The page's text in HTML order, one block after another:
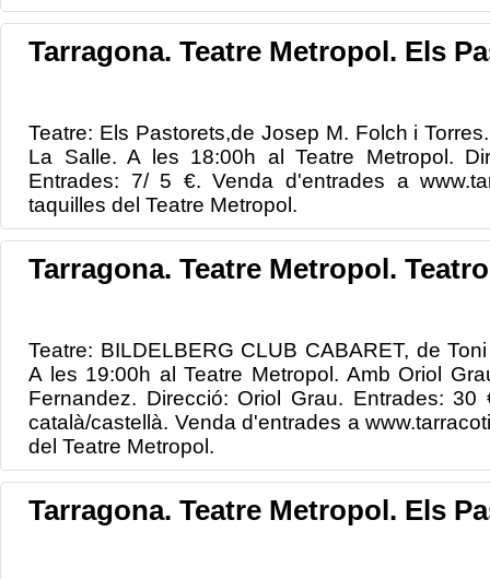
Tarragona. Teatre Metropol. Els
Teatre: Els Pastorets,de Josep M. Folch i
La Salle. A les 18:00h al Teatre Metropol.
Entrades: 7/ 5 €. Venda d'entrades a
taquilles del Teatre Metropol.
Tarragona. Teatre Metropol.
Teatre: BILDELBERG CLUB CABARET, de
A les 19:00h al Teatre Metropol. Amb Oriol
Fernandez. Direcció: Oriol Grau. Entrades:
català/castellà. Venda d'entrades a
del Teatre Metropol.
Tarragona. Teatre Metropol. Els